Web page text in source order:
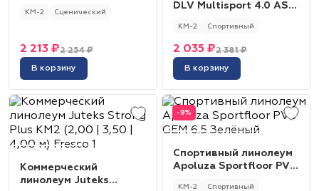
КМ-2 Сценический
2 254 ₽
2 213 ₽
В корзину
DLV Multisport 4.0 AS
КМ-2 Спортивный
2 381 ₽
2 035 ₽
В корзину
Коммерческий
линолеум Juteks
-9%
Спортивный линолеум
Apoluza Sportfloor PVC
КМ-2 Спортивный